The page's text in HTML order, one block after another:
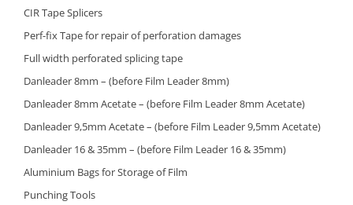
CIR Tape Splicers
Perf-fix Tape for repair of perforation damages
Full width perforated splicing tape
Danleader 8mm – (before Film Leader 8mm)
Danleader 8mm Acetate – (before Film Leader 8mm Acetate)
Danleader 9,5mm Acetate – (before Film Leader 9,5mm Acetate)
Danleader 16 & 35mm – (before Film Leader 16 & 35mm)
Aluminium Bags for Storage of Film
Punching Tools